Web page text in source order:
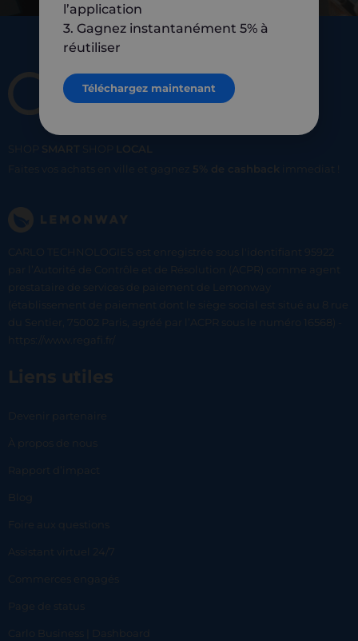
SHOP SMART SHOP
LOCAL
Faites vos achats en ville et gagnez 5% de cashback immediat !
CARLO TECHNOLOGIES est enregistrée sous l'identifiant 95922
par l’Autorité de Contrôle et de Résolution (ACPR) comme agent
prestataire de services de paiement de Lemonway
(établissement de paiement dont le siège social est situé au 8 rue
du Sentier, 75002 Paris, agréé par l’ACPR sous le numéro 16568) -
https://www.regafi.fr/
Liens utiles
Devenir partenaire
À propos de nous
Rapport d’impact
Blog
Foire aux questions
Assistant virtuel 24/7
Commerces engagés
Page de status
Carlo Business | Dashboard
l’application
3. Gagnez instantanément 5% à
réutiliser
Téléchargez maintenant